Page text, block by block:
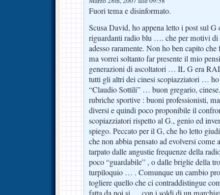
Fuori tema e disinformato.
Scusa David, ho appena letto i post sul
riguardanti radio blu …. che per motivi di
adesso raramente. Non ho ben capito
ma vorrei soltanto far presente il mio
generazioni di ascoltatori … IL G era
tutti gli altri dei cinesi scopiazziatori …
“Claudio Sottili” … buon gregario,
rubriche sportive : buoni professionisti,
diversi e quindi poco proponibile il
scopiazziatori rispetto al G., genio ed
spiego. Peccato per il G, che ho letto
che non abbia pensato ad evolversi come
tarpato dalle angustie frequenze della
poco “guardabile” , o dalle briglie della
turpiloquio … . Comunque un cambio
togliere quello che ci contraddistingue